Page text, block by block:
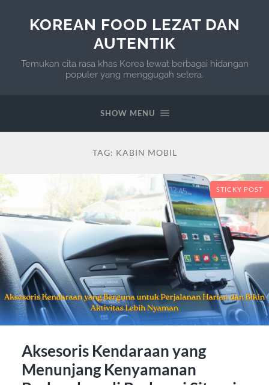
KOREAN FOOD LEZAT DAN
AUTENTIK
Temukan cita rasa khas Korea lewat berbagai hidangan
populer yang menggugah selera.
SHOW MENU
TAG: KABIN MOBIL
STICKY POST
Aksesoris Kendaraan yang
Menunjang Kenyamanan